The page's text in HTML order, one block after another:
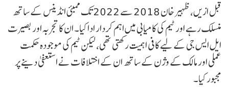
قبل ازیں، ظہیر خان 2018 سے 2022 تک ممبئی انڈینس کے ساتھ
منسلک رہے اور ٹیم کی کامیابی میں اہم کردار ادا کیا۔ ان کا تجربہ اور بصیرت
ایل ایس جی کے لیے کافی اہمیت رکھتی تھی، لیکن ٹیم کی موجودہ حکمت
عملی اور مالک کے وژن کے ساتھ ان کے اختلافات نے استعفیٰ دینے پر
مجبور کیا۔